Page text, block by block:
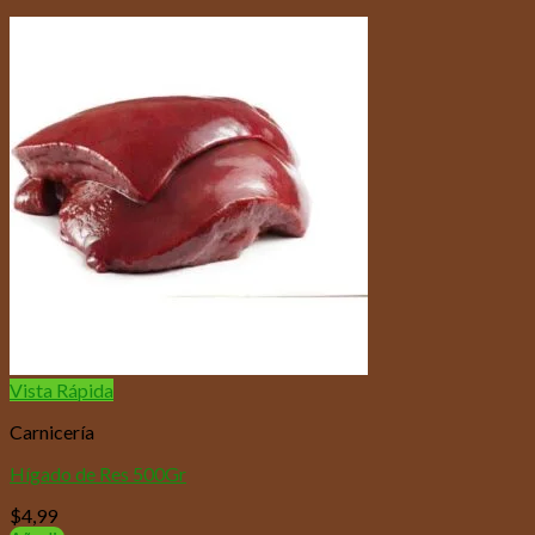
Vista Rápida
Carnicería
Hígado de Res 500Gr
$4,99